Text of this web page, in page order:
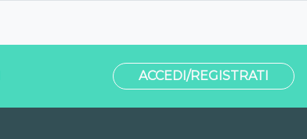
ACCEDI/REGISTRATI